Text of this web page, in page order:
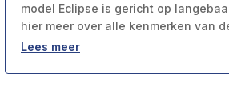
model Eclipse is gericht op
hier meer over alle kenmerken van
Lees meer